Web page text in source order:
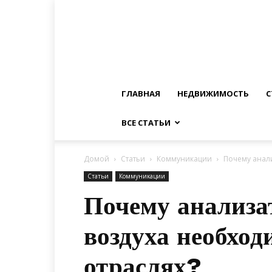
ГЛАВНАЯ НЕДВИЖИМОСТЬ
ВСЕ СТАТЬИ
Домой Статьи Коммуникации Почему
Статьи Коммуникации
Почему
воздуха